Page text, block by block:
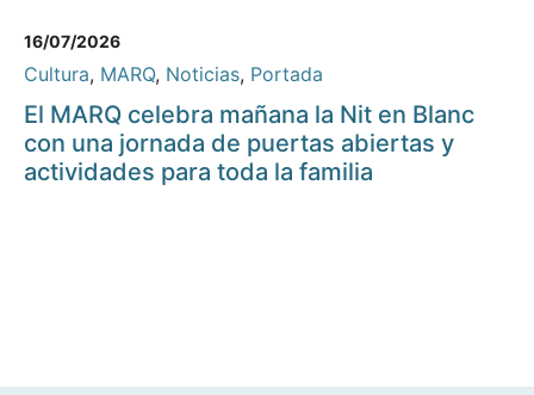
16/07/2026
Cultura, MARQ, Noticias, Portada
El MARQ celebra mañana la Nit en Blanc
con una jornada de puertas abiertas y
actividades para toda la familia